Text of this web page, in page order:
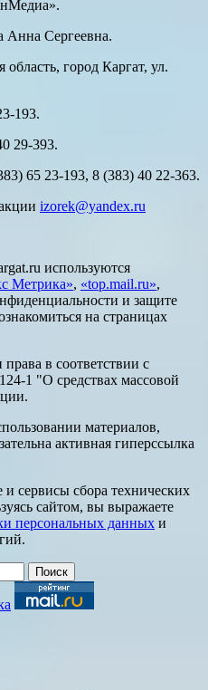
Анна Сергеевна.
город Каргат, ул.
193.
29-393.
65 23-193, 8 (383) 40 22-363.
izorek@yandex.ru
используются
Метрика», «top.mail.ru»,
и защите
на страницах
в соответствии с
1 "О средствах массовой
материалов,
активная гиперссылка
сервисы сбора технических
сайтом, вы выражаете
персональных данных и